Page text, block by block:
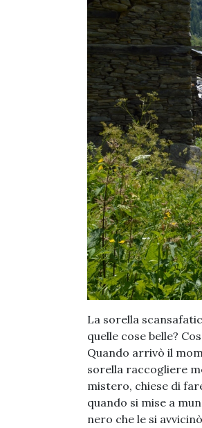
La sorella
quelle cose belle?
Quando arrivò il
sorella raccogliere
mistero, chiese di
quando si mise a
nero che le si